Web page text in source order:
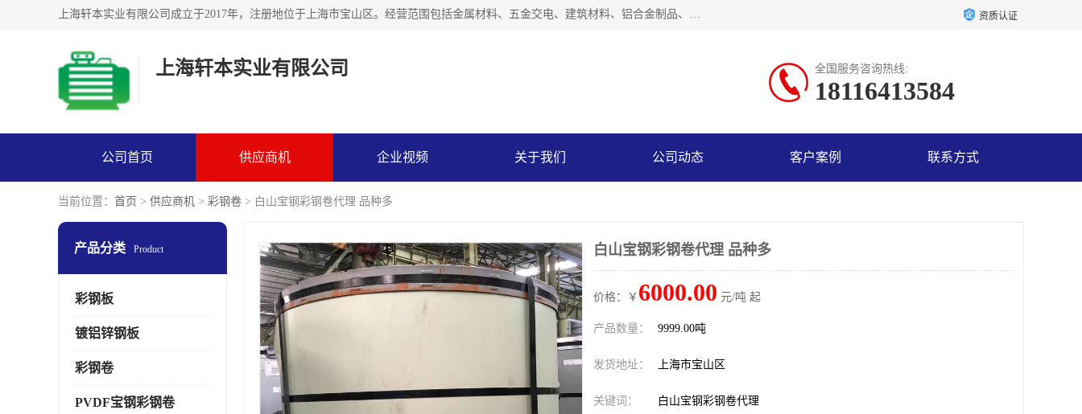
上海轩本实业有限公司成立于2017年，注册地位于上海市宝山区。经营范围包括金属材料、五金交电、建筑材料、铝合金制品、机械设备、电线电缆、装潢材料等；公司主营产品：宝钢彩钢板、宝钢彩钢卷、宝钢彩涂板、宝钢彩涂卷、宝钢高耐候彩钢板，宝钢氟碳彩钢板。是一家集钢铁贸易，物流、加工为一体的产业全配套公司。 资质认证
上海轩本实业有限公司 全国服务咨询热线:
18116413584
公司首页 供应商机 企业视频 关于我们 公司动态 客户案例 联系方式
当前位置： 首页 > 供应商机 > 彩钢卷 > 白山宝钢彩钢卷代理 品种多
产品分类 Product
彩钢板
镀铝锌钢板
彩钢卷
PVDF宝钢彩钢卷
白山宝钢彩钢卷代理 品种多
价格：￥ 6000.00 元/吨 起
产品数量： 9999.00吨
发货地址： 上海市宝山区
关键词： 白山宝钢彩钢卷代理